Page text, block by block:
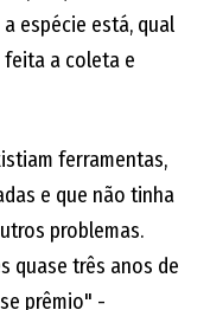
espécie está, qual
feita a coleta e
ferramentas,
e que não tinha
problemas.
quase três anos de
prêmio" -